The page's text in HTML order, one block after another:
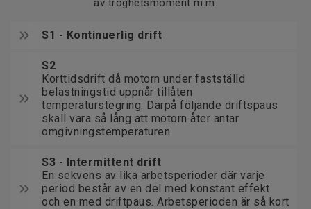
av tröghetsmoment m.m.
S1 - Kontinuerlig drift
S2
Korttidsdrift då motorn under fastställd
belastningstid uppnår tillåten
temperaturstegring. Därpå följande driftspaus
skall vara så lång att motorn åter antar
omgivningstemperaturen.
S3 - Intermittent drift
En sekvens av lika arbetsperioder där varje
period består av en del med konstant effekt
och en med driftpaus. Arbetsperioden är så kort